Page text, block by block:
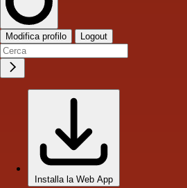
Modifica profilo Logout
Installa la Web App